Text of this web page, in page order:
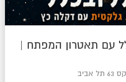
עם תאטרון המפתח |